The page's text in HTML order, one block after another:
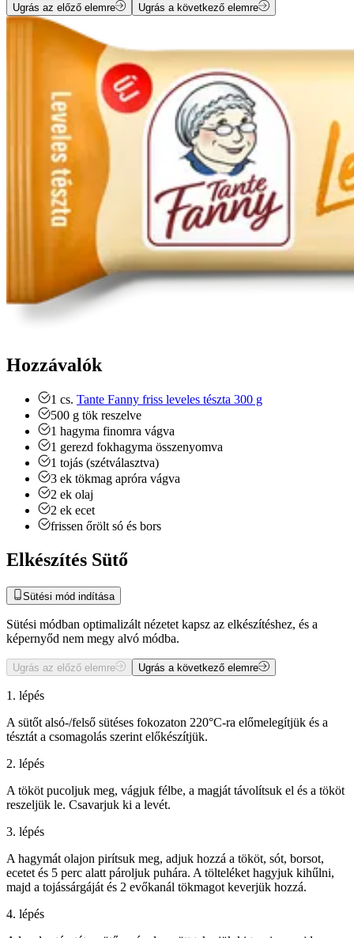
Ugrás az előző elemre Ugrás a következő elemre
Hozzávalók
1 cs. Tante Fanny friss leveles tészta 300 g
500 g tök reszelve
1 hagyma finomra vágva
1 gerezd fokhagyma összenyomva
1 tojás (szétválasztva)
3 ek tökmag apróra vágva
2 ek olaj
2 ek ecet
frissen őrölt só és bors
Elkészítés Sütő
Sütési mód indítása
Sütési módban optimalizált nézetet kapsz az elkészítéshez, és a
képernyőd nem megy alvó módba.
Ugrás az előző elemre Ugrás a következő elemre
1. lépés
A sütőt alsó-/felső sütéses fokozaton 220°C-ra előmelegítjük és a
tésztát a csomagolás szerint előkészítjük.
2. lépés
A tököt pucoljuk meg, vágjuk félbe, a magját távolítsuk el és a tököt
reszeljük le. Csavarjuk ki a levét.
3. lépés
A hagymát olajon pirítsuk meg, adjuk hozzá a tököt, sót, borsot,
ecetet és 5 perc alatt pároljuk puhára. A tölteléket hagyjuk kihűlni,
majd a tojássárgáját és 2 evőkanál tökmagot keverjük hozzá.
4. lépés